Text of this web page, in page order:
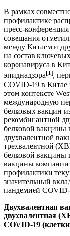
В рамках
профилактике
пресс-
совещания
между Китаем и
на состав
коронавируса в
эпиднадзора[1],
COVID-19 в Китае
этом контексте
международную
белковых вакцин
рекомбинантной
белковой
двухвалентной
трехвалентной
белковой вакцины
вакцины компании
профилактики
значительный
пандемией
Двухвалентная
двухвалентная
COVID-19